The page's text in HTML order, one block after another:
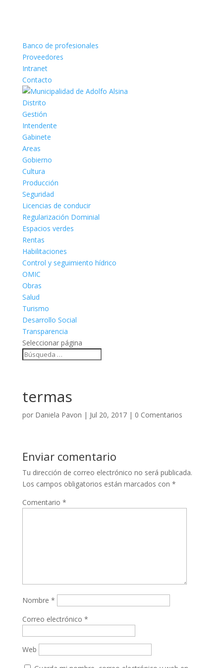
Banco de profesionales
Proveedores
Intranet
Contacto
Distrito
Gestión
Intendente
Gabinete
Areas
Gobierno
Cultura
Producción
Seguridad
Licencias de conducir
Regularización Dominial
Espacios verdes
Rentas
Habilitaciones
Control y seguimiento hídrico
OMIC
Obras
Salud
Turismo
Desarrollo Social
Transparencia
Seleccionar página
termas
por Daniela Pavon | Jul 20, 2017| 0 Comentarios
Enviar comentario
Tu dirección de correo electrónico no será publicada.
Los campos obligatorios están marcados con *
Comentario *
Nombre *
Correo electrónico *
Web